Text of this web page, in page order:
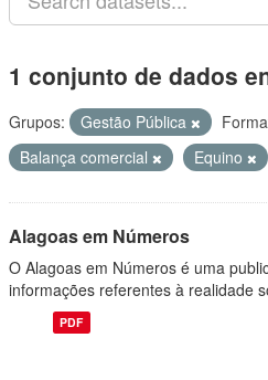
1 conjunto de dados
Grupos: Gestão Pública
Balança comercial
Equino
Alagoas em Números
O Alagoas em Números é uma
informações referentes à realidade
PDF